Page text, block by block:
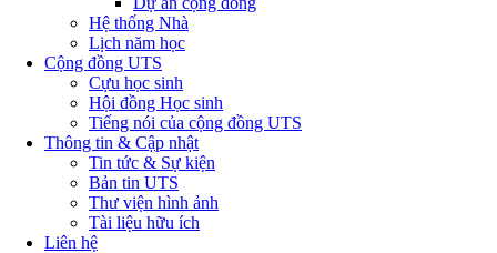
Hệ thống Nhà
Lịch năm học
Cộng đồng UTS
Cựu học sinh
Hội đồng Học sinh
Tiếng nói của cộng đồng UTS
Thông tin & Cập nhật
Tin tức & Sự kiện
Bản tin UTS
Thư viện hình ảnh
Tài liệu hữu ích
Liên hệ